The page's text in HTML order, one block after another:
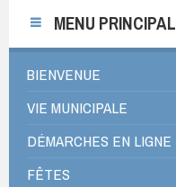
MENU PRINCIPAL
BIENVENUE
VIE MUNICIPALE
DÉMARCHES EN LIGNE
FÊTES